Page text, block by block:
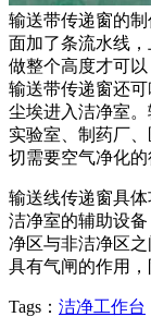
输送带传递窗的
面加了条流水线
做整个高度才可以
输送带传递窗还
尘埃进入洁净室
实验室、制药厂
切需要空气净化的
输送线传递窗具
洁净室的辅助设
净区与非洁净区
具有气闸的作用，
Tags： 洁净工作台